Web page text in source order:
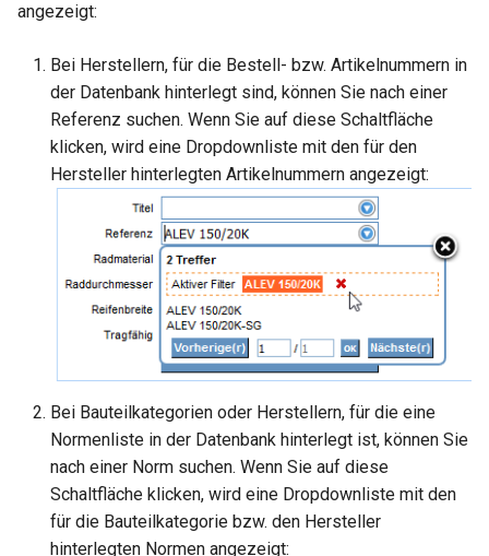
angezeigt:
Bei Herstellern, für die Bestell- bzw. Artikelnummern in
der Datenbank hinterlegt sind, können Sie nach einer
Referenz suchen. Wenn Sie auf diese Schaltfläche
klicken, wird eine Dropdownliste mit den für den
Hersteller hinterlegten Artikelnummern angezeigt:
Bei Bauteilkategorien oder Herstellern, für die eine
Normenliste in der Datenbank hinterlegt ist, können Sie
nach einer Norm suchen. Wenn Sie auf diese
Schaltfläche klicken, wird eine Dropdownliste mit den
für die Bauteilkategorie bzw. den Hersteller
hinterlegten Normen angezeigt: